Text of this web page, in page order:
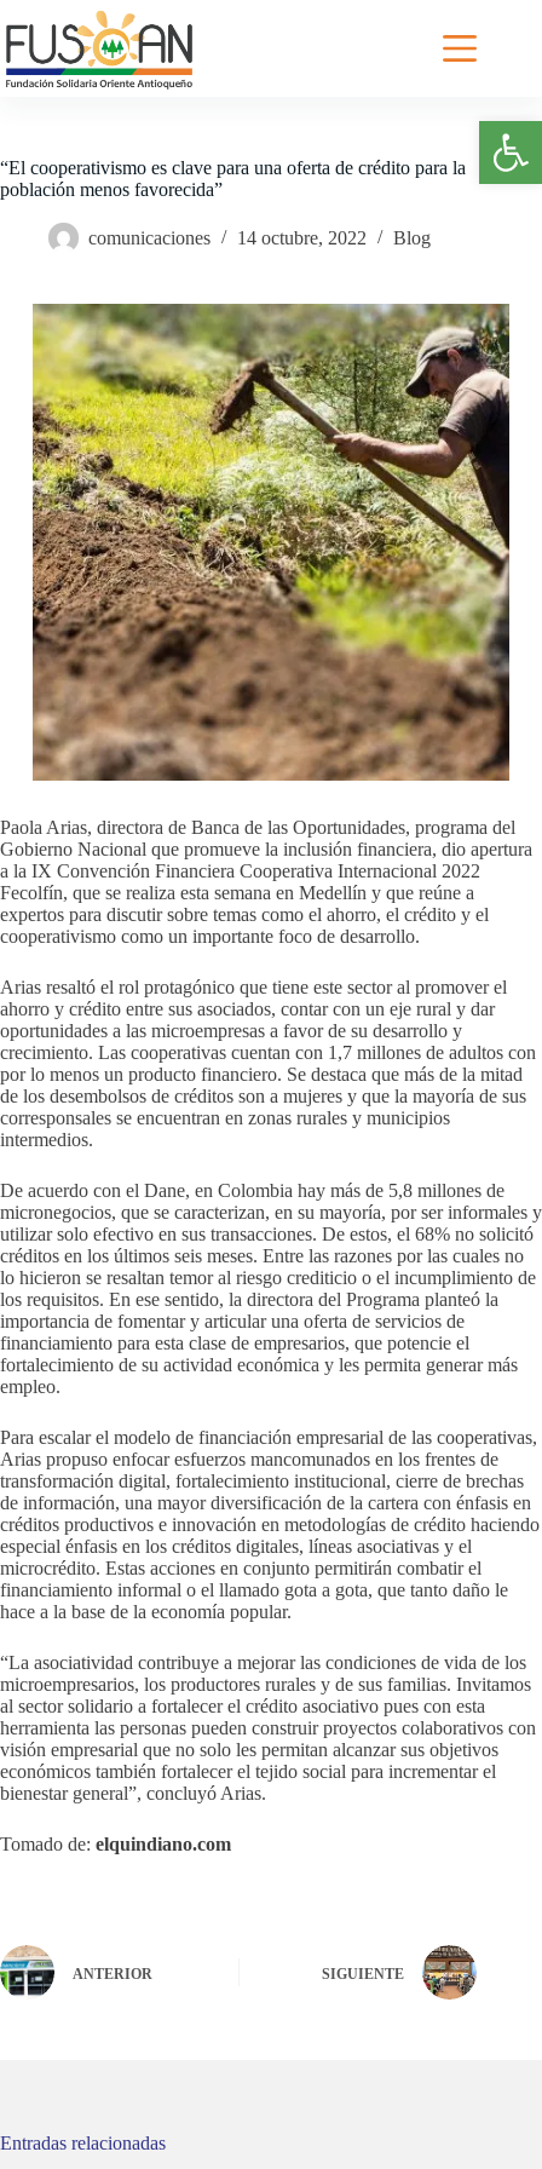
Abrir barra de herramientas
al
contenido
“El cooperativismo es clave para una oferta de crédito para la
población menos favorecida”
comunicaciones 14 octubre, 2022 Blog
Paola Arias, directora de Banca de las Oportunidades, programa del
Gobierno Nacional que promueve la inclusión financiera, dio apertura
a la IX Convención Financiera Cooperativa Internacional 2022
Fecolfín, que se realiza esta semana en Medellín y que reúne a
expertos para discutir sobre temas como el ahorro, el crédito y el
cooperativismo como un importante foco de desarrollo.
Arias resaltó el rol protagónico que tiene este sector al promover el
ahorro y crédito entre sus asociados, contar con un eje rural y dar
oportunidades a las microempresas a favor de su desarrollo y
crecimiento. Las cooperativas cuentan con 1,7 millones de adultos con
por lo menos un producto financiero. Se destaca que más de la mitad
de los desembolsos de créditos son a mujeres y que la mayoría de sus
corresponsales se encuentran en zonas rurales y municipios
intermedios.
De acuerdo con el Dane, en Colombia hay más de 5,8 millones de
micronegocios, que se caracterizan, en su mayoría, por ser informales y
utilizar solo efectivo en sus transacciones. De estos, el 68% no solicitó
créditos en los últimos seis meses. Entre las razones por las cuales no
lo hicieron se resaltan temor al riesgo crediticio o el incumplimiento de
los requisitos. En ese sentido, la directora del Programa planteó la
importancia de fomentar y articular una oferta de servicios de
financiamiento para esta clase de empresarios, que potencie el
fortalecimiento de su actividad económica y les permita generar más
empleo.
Para escalar el modelo de financiación empresarial de las cooperativas,
Arias propuso enfocar esfuerzos mancomunados en los frentes de
transformación digital, fortalecimiento institucional, cierre de brechas
de información, una mayor diversificación de la cartera con énfasis en
créditos productivos e innovación en metodologías de crédito haciendo
especial énfasis en los créditos digitales, líneas asociativas y el
microcrédito. Estas acciones en conjunto permitirán combatir el
financiamiento informal o el llamado gota a gota, que tanto daño le
hace a la base de la economía popular.
“La asociatividad contribuye a mejorar las condiciones de vida de los
microempresarios, los productores rurales y de sus familias. Invitamos
al sector solidario a fortalecer el crédito asociativo pues con esta
herramienta las personas pueden construir proyectos colaborativos con
visión empresarial que no solo les permitan alcanzar sus objetivos
económicos también fortalecer el tejido social para incrementar el
bienestar general”, concluyó Arias.
Tomado de: elquindiano.com
ANTERIOR SIGUIENTE
Entradas relacionadas